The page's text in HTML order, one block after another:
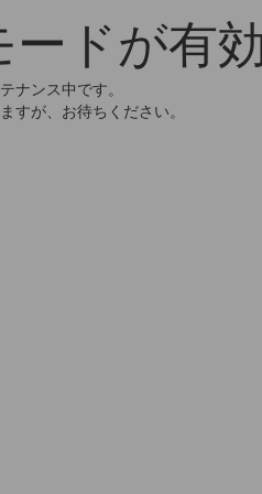
ドが有
ナンス中です。
すが、お待ちください。